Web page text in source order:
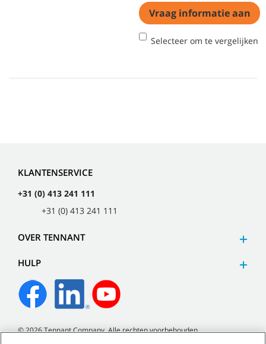
Vraag informatie aan
Selecteer om te vergelijken
KLANTENSERVICE
+31 (0) 413 241 111
+31 (0) 413 241 111
OVER TENNANT
HULP
©2026Tennant Company. Alle rechten voorbehouden.